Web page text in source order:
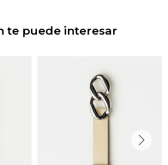
te puede interesar